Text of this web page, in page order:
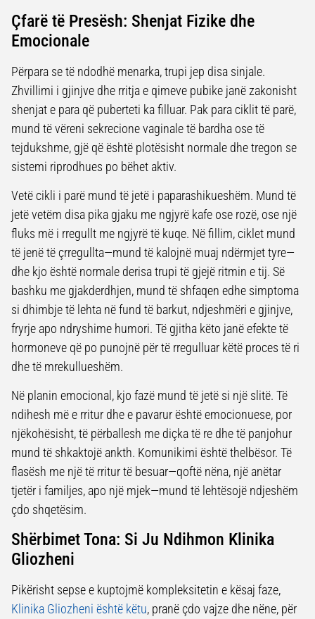
Çfarë të Presësh: Shenjat Fizike dhe
Emocionale
Përpara se të ndodhë menarka, trupi jep disa sinjale.
Zhvillimi i gjinjve dhe rritja e qimeve pubike janë zakonisht
shenjat e para që puberteti ka filluar. Pak para ciklit të parë,
mund të vëreni sekrecione vaginale të bardha ose të
tejdukshme, gjë që është plotësisht normale dhe tregon se
sistemi riprodhues po bëhet aktiv.
Vetë cikli i parë mund të jetë i paparashikueshëm. Mund të
jetë vetëm disa pika gjaku me ngjyrë kafe ose rozë, ose një
fluks më i rregullt me ngjyrë të kuqe. Në fillim, ciklet mund
të jenë të çrregullta—mund të kalojnë muaj ndërmjet tyre—
dhe kjo është normale derisa trupi të gjejë ritmin e tij. Së
bashku me gjakderdhjen, mund të shfaqen edhe simptoma
si dhimbje të lehta në fund të barkut, ndjeshmëri e gjinjve,
fryrje apo ndryshime humori. Të gjitha këto janë efekte të
hormoneve që po punojnë për të rregulluar këtë proces të ri
dhe të mrekullueshëm.
Në planin emocional, kjo fazë mund të jetë si një slitë. Të
ndihesh më e rritur dhe e pavarur është emocionuese, por
njëkohësisht, të përballesh me diçka të re dhe të panjohur
mund të shkaktojë ankth. Komunikimi është thelbësor. Të
flasësh me një të rritur të besuar—qoftë nëna, një anëtar
tjetër i familjes, apo një mjek—mund të lehtësojë ndjeshëm
çdo shqetësim.
Shërbimet Tona: Si Ju Ndihmon Klinika
Gliozheni
Pikërisht sepse e kuptojmë kompleksitetin e kësaj faze,
Klinika Gliozheni është këtu, pranë çdo vajze dhe nëne, për